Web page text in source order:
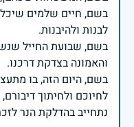
בשם, חיים שלמים
בשם, שבועת החייל
בשם, היום הזה, בו
נתחייב בהדלקת הנר